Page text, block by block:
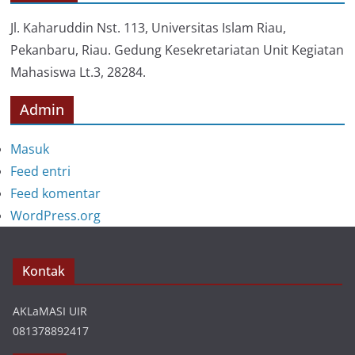
r
i
Jl. Kaharuddin Nst. 113, Universitas Islam Riau,
Pekanbaru, Riau. Gedung Kesekretariatan Unit Kegiatan
Mahasiswa Lt.3, 28284.
Admin
Masuk
Feed entri
Feed komentar
WordPress.org
Kontak
AKLaMASI UIR
081378892417